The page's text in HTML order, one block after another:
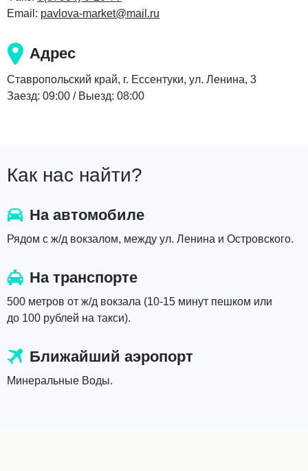
Email: pavlova-market@mail.ru
Адрес
Ставропольский край, г. Ессентуки, ул. Ленина, 3
Заезд: 09:00 / Выезд: 08:00
Как нас найти?
На автомобиле
Рядом с ж/д вокзалом, между ул. Ленина и Островского.
На транспорте
500 метров от ж/д вокзала (10-15 минут пешком или
до 100 рублей на такси).
Ближайший аэропорт
Минеральные Воды.